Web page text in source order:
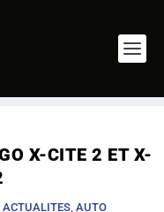
X-CITE 2 ET X-
ACTUALITES, AUTO